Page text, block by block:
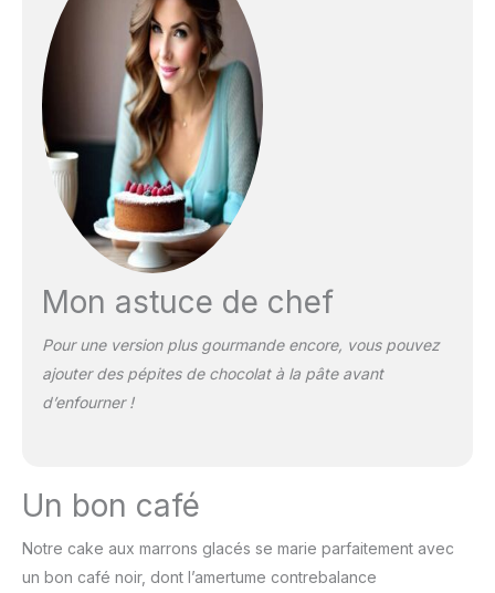
Mon astuce de chef
Pour une version plus gourmande encore, vous pouvez
ajouter des pépites de chocolat à la pâte avant
d’enfourner !
Un bon café
Notre cake aux marrons glacés se marie parfaitement avec
un bon café noir, dont l’amertume contrebalance